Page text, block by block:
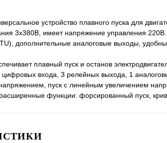
устройство плавного пуска для
3х380В, имеет напряжение управления
дополнительные аналоговые выходы,
плавный пуск и останов
входа, 3 релейных выхода, 1
пуск с линейным увеличением
функции: форсированный пуск,